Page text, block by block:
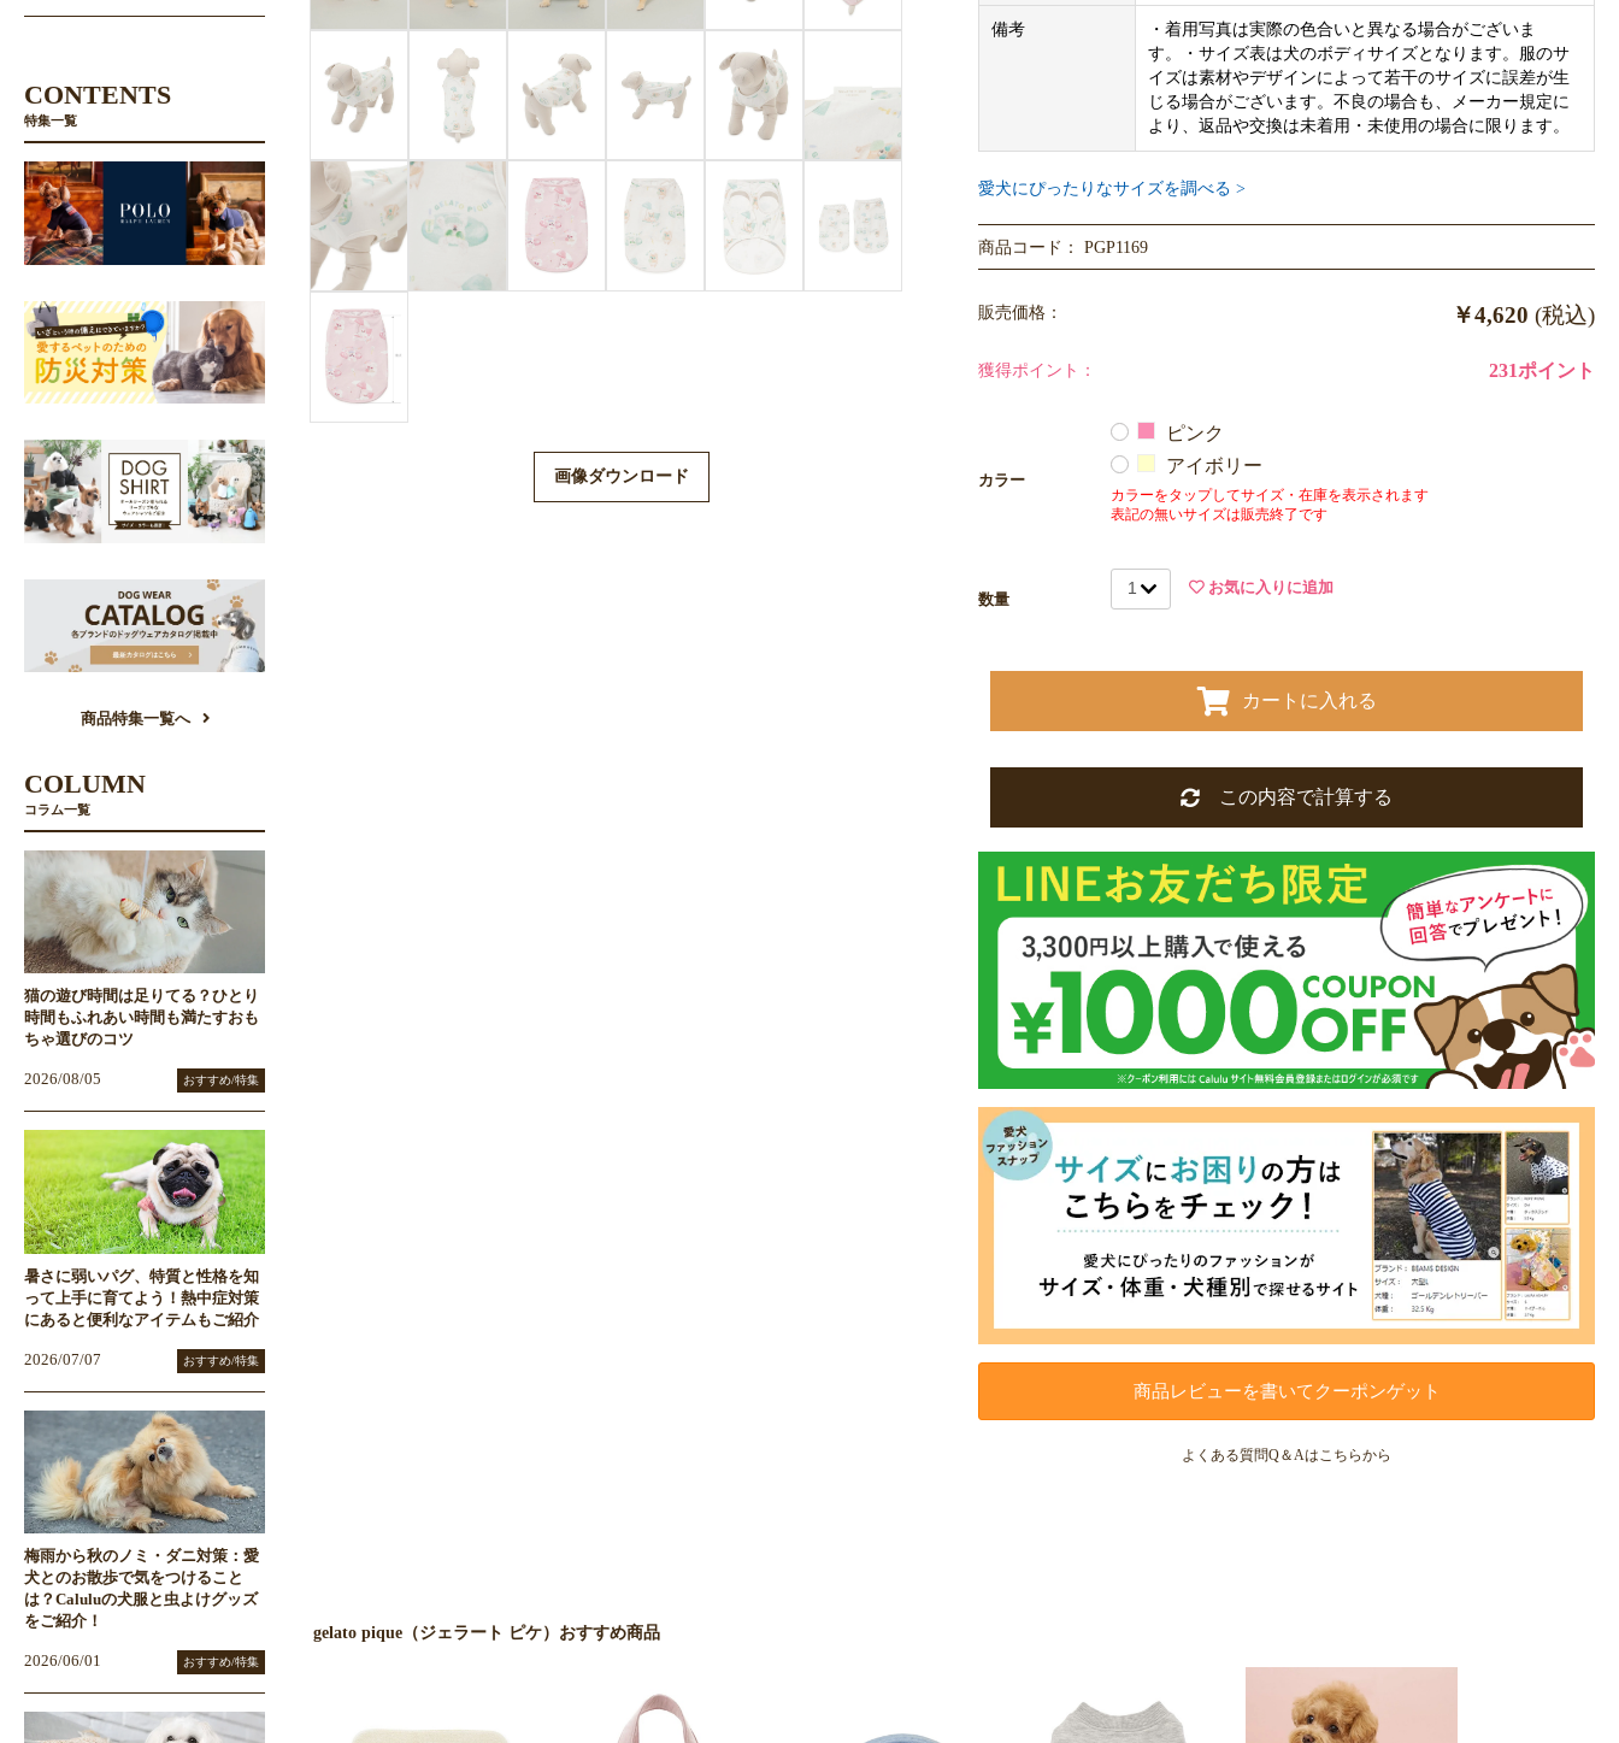
画像ダウンロード
※商品に同封されますサイズ表は洋服の実寸サイズです。商品画像内サイズ表と
は異なります。
着丈／首まわり／胴まわり
M…26.5cm／28cm／41cm
※法人のお客様へ、gelato piqueの製品は卸し販売対象外です。表示の価格、及び
ますので、予めご了承ください。
備考
・着用写真は実際の色合いと異なる場合がございま
す。・サイズ表は犬のボディサイズとなります。服のサ
イズは素材やデザインによって若干のサイズに誤差が生
じる場合がございます。不良の場合も、メーカー規定に
より、返品や交換は未着用・未使用の場合に限ります。
愛犬にぴったりなサイズを調べる >
商品コード： PGP1169
販売価格： ￥4,620 (税込)
獲得ポイント： 231ポイント
カラー
ピンク
アイボリー
カラーをタップしてサイズ・在庫を表示されます
表記の無いサイズは販売終了です
数量
お気に入りに追加
カートに入れる
カートへ進む
この内容で計算する
商品レビューを書いてクーポンゲット
よくある質問Q＆Aはこちらから
gelato pique（ジェラート ピケ）おすすめ商品
CONTENTS
特集一覧
商品特集一覧へ
COLUMN
コラム一覧
猫の遊び時間は足りてる？ひとり
時間もふれあい時間も満たすおも
ちゃ選びのコツ
2026/08/05 おすすめ/特集
暑さに弱いパグ、特質と性格を知
って上手に育てよう！熱中症対策
にあると便利なアイテムもご紹介
2026/07/07 おすすめ/特集
梅雨から秋のノミ・ダニ対策：愛
犬とのお散歩で気をつけること
は？Caluluの犬服と虫よけグッズ
をご紹介！
2026/06/01 おすすめ/特集